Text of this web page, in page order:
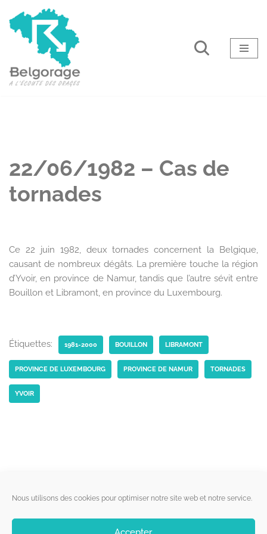
Nous utilisons des cookies pour optimiser notre site web et notre service.
Aller
22/06/1982 – Cas de
tornades
Ce 22 juin 1982, deux tornades concernent la Belgique,
causant de nombreux dégâts. La première touche la région
d’Yvoir, en province de Namur, tandis que l’autre sévit entre
Bouillon et Libramont, en province du Luxembourg.
Étiquettes: 1981-2000 BOUILLON LIBRAMONT
PROVINCE DE LUXEMBOURG PROVINCE DE NAMUR TORNADES
YVOIR
Liens utiles
Qui sommes-nous ?